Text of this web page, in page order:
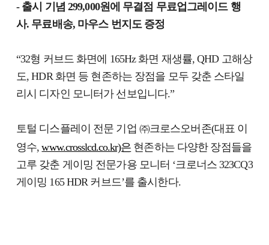
- 출시 기념 299,000원에 무결점 무료업그레이드 행
사. 무료배송, 마우스 번지도 증정
“32형 커브드 화면에 165Hz 화면 재생률, QHD 고해상
도, HDR 화면 등 현존하는 장점을 모두 갖춘 스타일
리시 디자인 모니터가 선보입니다.”
토털 디스플레이 전문 기업 ㈜크로스오버존(대표 이
영수,www.crosslcd.co.kr)은 현존하는 다양한 장점들을
고루 갖춘 게이밍 전문가용 모니터 ‘크로너스 323CQ3
게이밍 165 HDR 커브드’를 출시한다.